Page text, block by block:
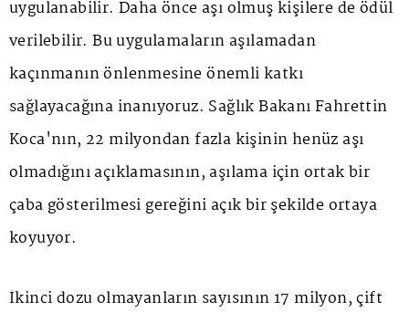
uygulanabilir. Daha önce aşı olmuş kişilere de ödül
verilebilir. Bu uygulamaların aşılamadan
kaçınmanın önlenmesine önemli katkı
sağlayacağına inanıyoruz. Sağlık Bakanı Fahrettin
Koca'nın, 22 milyondan fazla kişinin henüz aşı
olmadığını açıklamasının, aşılama için ortak bir
çaba gösterilmesi gereğini açık bir şekilde ortaya
koyuyor.
İkinci dozu olmayanların sayısının 17 milyon, çift